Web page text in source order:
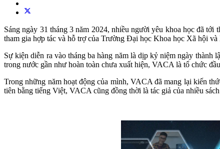
Sáng ngày 31 tháng 3 năm 2024, nhiều người yêu khoa học đã
tham gia hợp tác và hỗ trợ của Trường Đại học Khoa học Xã hội
Sự kiện diễn ra vào tháng ba hàng năm là dịp kỷ niệm ngày
trong nước gần như hoàn toàn chưa xuất hiện, VACA là tổ chức
Trong những năm hoạt động của mình, VACA đã mang lại kiến
tiên bằng tiếng Việt, VACA cũng đồng thời là tác giả của nhiều